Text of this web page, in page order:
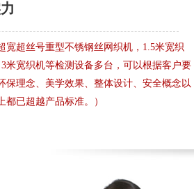
宽超丝号重型不锈钢丝网织机，1.5米宽织
米宽织机等检测设备多台，可以根据客户要
保理念、美学效果、整体设计、安全概念以
都已超越产品标准。）